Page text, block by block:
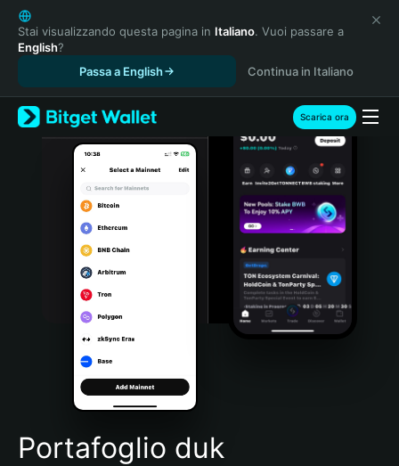
English
日本語
Tiếng Việt
Español (Latinoamérica)
Türkçe
Italiano
Português (Portugal)
Bahasa Indonesia
Português (Brasil)
Español (Argentina)
Stai visualizzando questa pagina in Italiano. Vuoi passare a
English?
Passa a English
Continua in Italiano
Scarica ora
Portafoglio duk